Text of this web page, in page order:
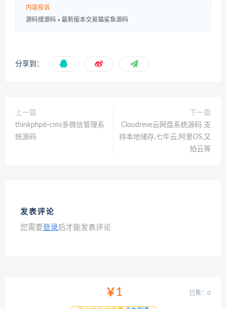
内容投诉
源码搜源码 » 最新版本交易猫鲨鱼源码
分享到：
上一篇
thinkphp6-cms多微信管理系
统源码
下一篇
Cloudreve云网盘系统源码 支
持本地储存,七牛云,阿里OS,又
拍云等
发表评论
您需要登录后才能发表评论
￥1 已售：0